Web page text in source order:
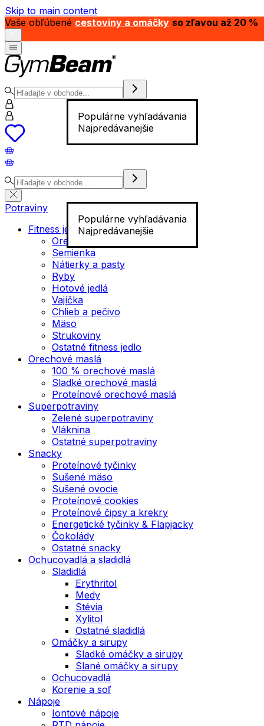
Skip to main content
Vaše obľúbené cestoviny a omáčky so zľavou až 20 %
Populárne vyhľadávania
Najpredávanejšie
Populárne vyhľadávania
Najpredávanejšie
Potraviny
Fitness jedlo
Orechy
Semienka
Nátierky a pasty
Ryby
Hotové jedlá
Vajíčka
Chlieb a pečivo
Mäso
Strukoviny
Ostatné fitness jedlo
Orechové maslá
100 % orechové maslá
Sladké orechové maslá
Proteínové orechové maslá
Superpotraviny
Zelené superpotraviny
Vláknina
Ostatné superpotraviny
Snacky
Proteínové tyčinky
Sušené mäso
Sušené ovocie
Proteínové cookies
Proteínové čipsy a krekry
Energetické tyčinky & Flapjacky
Čokolády
Ostatné snacky
Ochucovadlá a sladidlá
Sladidlá
Erythritol
Medy
Stévia
Xylitol
Ostatné sladidlá
Omáčky a sirupy
Sladké omáčky a sirupy
Slané omáčky a sirupy
Ochucovadlá
Korenie a soľ
Nápoje
Iontové nápoje